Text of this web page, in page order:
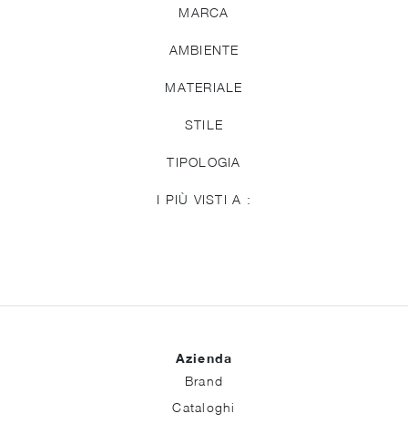
MARCA
AMBIENTE
MATERIALE
STILE
TIPOLOGIA
I PIÙ VISTI A :
Azienda
Brand
Cataloghi